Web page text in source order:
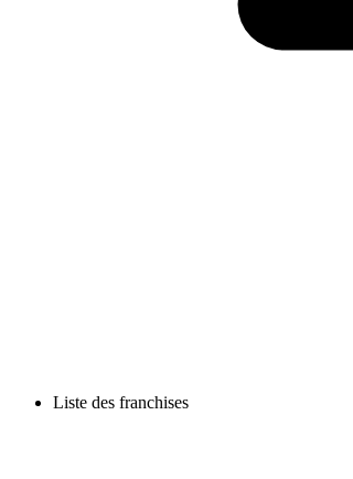
Liste des franchises